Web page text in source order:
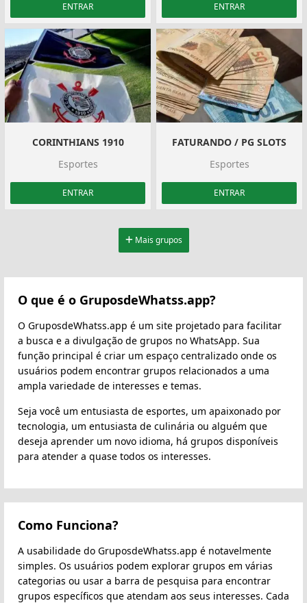
ENTRAR ENTRAR
CORINTHIANS 1910
Esportes
ENTRAR
FATURANDO / PG SLOTS
Esportes
ENTRAR
Mais grupos
O que é o GruposdeWhatss.app?
O GruposdeWhatss.app é um site projetado para facilitar
a busca e a divulgação de grupos no WhatsApp. Sua
função principal é criar um espaço centralizado onde os
usuários podem encontrar grupos relacionados a uma
ampla variedade de interesses e temas.
Seja você um entusiasta de esportes, um apaixonado por
tecnologia, um entusiasta de culinária ou alguém que
deseja aprender um novo idioma, há grupos disponíveis
para atender a quase todos os interesses.
Como Funciona?
A usabilidade do GruposdeWhatss.app é notavelmente
simples. Os usuários podem explorar grupos em várias
categorias ou usar a barra de pesquisa para encontrar
grupos específicos que atendam aos seus interesses. Cada